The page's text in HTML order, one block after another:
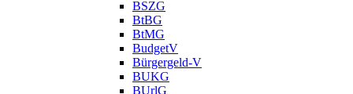
BSZG
BtBG
BtMG
BudgetV
Bürgergeld-V
BUKG
BUrlG